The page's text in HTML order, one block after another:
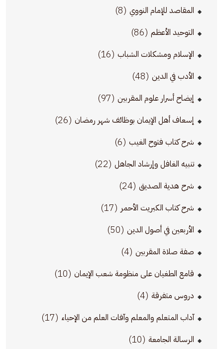
المقاصد للإمام النووي (8)
التوحيد الأعظم (86)
الإسلام ومشكلات الشباب (16)
الأدب في الدين (48)
إيضاح أسرار علوم المقربين (97)
إسعاف أهل الإيمان بوظائف شهر رمضان (26)
شرح كتاب فتوح الغيب (6)
تنبيه الغافل وإرشاد الجاهل (22)
شرح هدية الصديق (24)
شرح كتاب الكبريت الأحمر (17)
الأربعين في أصول الدين (50)
صفة صلاة المقربين (4)
قامع الطغيان على منظومة شعب الإيمان (10)
دروس متفرقة (4)
آداب المتعلم والمعلم وآفات العلم من الإحياء (17)
الرسالة الجامعة (10)